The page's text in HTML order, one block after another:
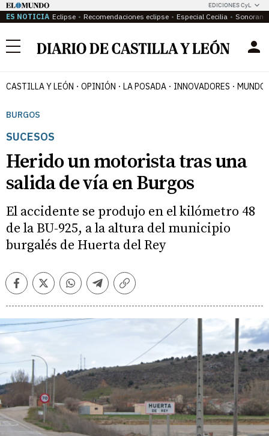
EDICIONES CyL
ES NOTICIA Eclipse Recomendaciones eclipse Especial Cecilia
Menú
CASTILLA Y LEÓN OPINIÓN LA POSADA INNOVADORES MUNDO
BURGOS
SUCESOS
Herido un motorista tras una
salida de vía en Burgos
El accidente se produjo en el kilómetro 48
de la BU-925, a la altura del municipio
burgalés de Huerta del Rey
FacebookTwitterWhatsappTelegramCopiar